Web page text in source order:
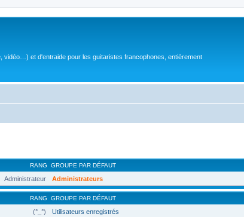
vidéo…) et d'entraide pour les guitaristes francophones, entièrement
RANG GROUPE PAR DÉFAUT
Administrateur Administrateurs
RANG GROUPE PAR DÉFAUT
(°_°) Utilisateurs enregistrés